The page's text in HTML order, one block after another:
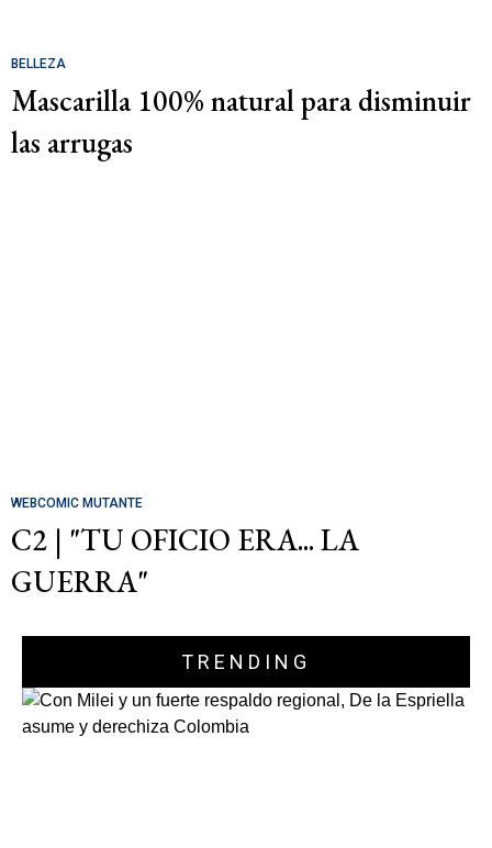
BELLEZA
Mascarilla 100% natural para disminuir
las arrugas
WEBCOMIC MUTANTE
C2 | "TU OFICIO ERA... LA
GUERRA"
TRENDING